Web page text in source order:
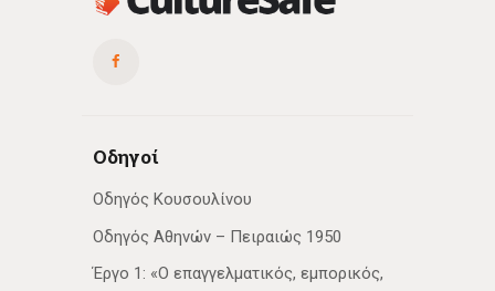
Οδηγοί
Οδηγός Κουσουλίνου
Οδηγός Αθηνών – Πειραιώς 1950
Έργο 1: «Ο επαγγελματικός, εμπορικός,